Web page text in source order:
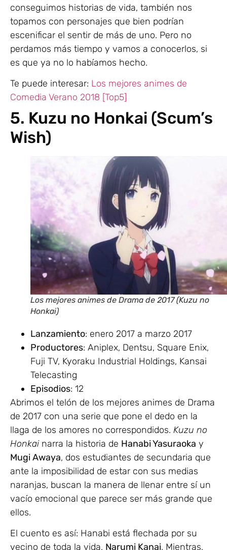
conseguimos historias de vida, también nos
topamos con personajes que bien podrían
escenificar el sentir de más de uno. Pero no
perdamos más tiempo y vamos a conocerlos, si
es que ya no lo habíamos hecho.
Te puede interesar: Los mejores animes de
Comedia Verano 2018 [Top5]
5. Kuzu no Honkai (Scum’s
Wish)
Los mejores animes de Drama de 2017 (Kuzu no
Honkai)
Lanzamiento: enero 2017 a marzo 2017
Productores: Aniplex, Dentsu, Square Enix,
Fuji TV, Kyoraku Industrial Holdings, Kansai
Telecasting
Episodios: 12
Abrimos el telón de los mejores animes de Drama
de 2017 con una serie que pone el dedo en la
llaga de los amores no correspondidos. Kuzu no
Honkainarra la historia de Hanabi Yasuraoka y
Mugi Awaya, dos estudiantes de secundaria que
ante la imposibilidad de estar con sus medias
naranjas, buscan la manera de llenar entre sí un
vacío emocional que parece ser más grande que
ellos.
El cuento es así: Hanabi está flechada por su
vecino de toda la vida, Narumi Kanai. Mientras,